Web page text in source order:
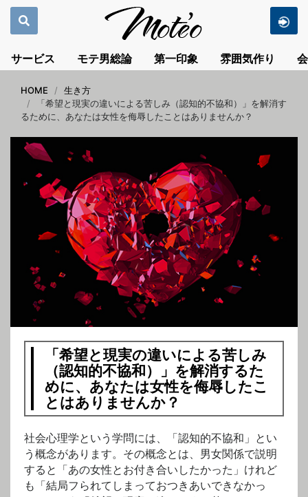
サービス モテ男総論 第一印象 雰囲気作り
HOME
生き方
「希望と現実の違いによる苦しみ（認知的不協和）」を解消す
るために、あなたは女性を侮辱したことはありませんか？
「希望と現実の違いによる苦しみ
（認知的不協和）」を解消するた
めに、あなたは女性を侮辱したこ
とはありませんか？
社会心理学という学問には、「認知的不協和」とい
う概念があります。その概念とは、男女関係で説明
すると「あの女性とお付き合いしたかった」けれど
も「結局フられてしまっておつきあいできなかっ